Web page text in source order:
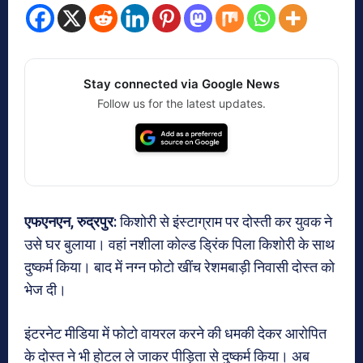
Stay connected via Google News
Follow us for the latest updates.
एफएनएन, रुद्रपुर:किशोरी से इंस्टाग्राम पर दोस्ती कर युवक ने
उसे घर बुलाया। वहां नशीला कोल्ड ड्रिंक पिला किशोरी के साथ
दुष्कर्म किया। बाद में नग्न फोटो खींच रेशमबाड़ी निवासी दोस्त को
भेज दी।
इंटरनेट मीडिया में फोटो वायरल करने की धमकी देकर आरोपित
के दोस्त ने भी होटल ले जाकर पीड़िता से दुष्कर्म किया। अब